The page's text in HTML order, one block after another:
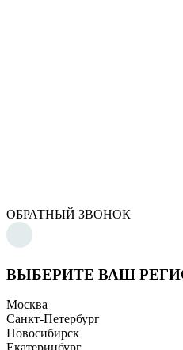
ОБРАТНЫЙ ЗВОНОК
ВЫБЕРИТЕ ВАШ
Москва
Санкт-Петербург
Новосибирск